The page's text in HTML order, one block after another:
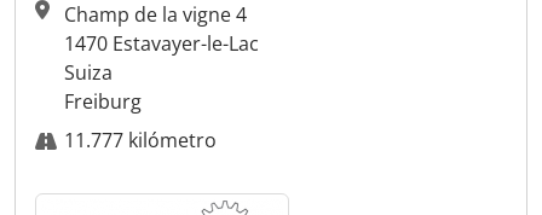
Champ de la vigne 4
1470 Estavayer-le-Lac
Suiza
Freiburg
11.777 kilómetro